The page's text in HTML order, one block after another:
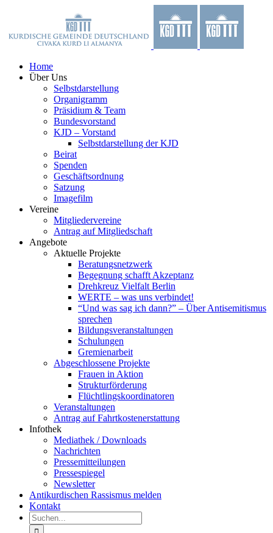
springen
Home
Über Uns
Selbstdarstellung
Organigramm
Präsidium & Team
Bundesvorstand
KJD – Vorstand
Selbstdarstellung der KJD
Beirat
Spenden
Geschäftsordnung
Satzung
Imagefilm
Vereine
Mitgliedervereine
Antrag auf Mitgliedschaft
Angebote
Aktuelle Projekte
Beratungsnetzwerk
Begegnung schafft Akzeptanz
Drehkreuz Vielfalt Berlin
WERTE – was uns verbindet!
“Und was sag ich dann?” – Über Antisemitismus
sprechen
Bildungsveranstaltungen
Schulungen
Gremienarbeit
Abgeschlossene Projekte
Frauen in Aktion
Strukturförderung
Flüchtlingskoordinatoren
Veranstaltungen
Antrag auf Fahrtkostenerstattung
Infothek
Mediathek / Downloads
Nachrichten
Pressemitteilungen
Pressespiegel
Newsletter
Antikurdischen Rassismus melden
Kontakt
Suche
nach: